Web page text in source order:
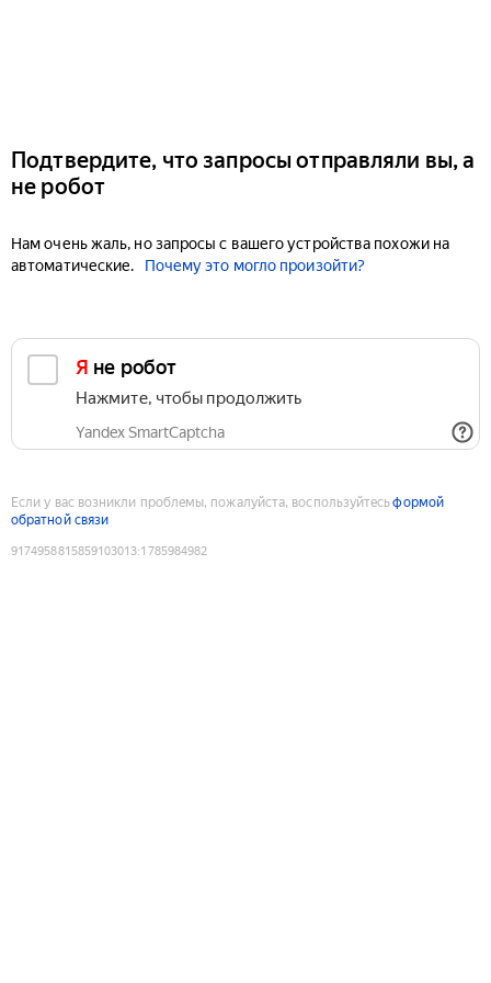
Подтвердите, что запросы отправляли вы, а
не робот
Нам очень жаль, но запросы с вашего устройства похожи на
автоматические.
Почему это могло произойти?
Я не робот
Нажмите, чтобы продолжить
Yandex SmartCaptcha
Если у вас возникли проблемы, пожалуйста, воспользуйтесьформой
обратной связи
9174958815859103013:1785984982